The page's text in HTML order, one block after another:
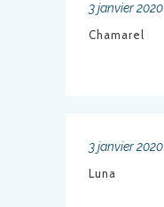
3 janvier 2020
Chamarel
3 janvier 2020
Luna